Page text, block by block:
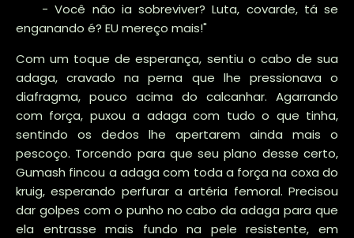
- Você não ia sobreviver? Luta, covarde, tá se
enganando é? EU mereço mais!"
Com um toque de esperança, sentiu o cabo de sua
adaga, cravado na perna que lhe pressionava o
diafragma, pouco acima do calcanhar. Agarrando
com força, puxou a adaga com tudo o que tinha,
sentindo os dedos lhe apertarem ainda mais o
pescoço. Torcendo para que seu plano desse certo,
Gumash fincou a adaga com toda a força na coxa do
kruig, esperando perfurar a artéria femoral. Precisou
dar golpes com o punho no cabo da adaga para que
ela entrasse mais fundo na pele resistente, em